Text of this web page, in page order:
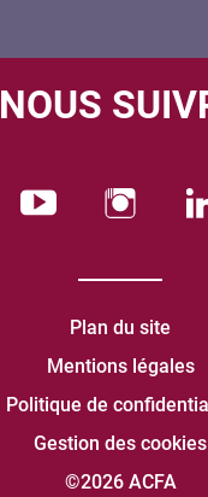
NOUS
Plan du site
Mentions légales
Politique de
Gestion des cookies
©2026 ACFA